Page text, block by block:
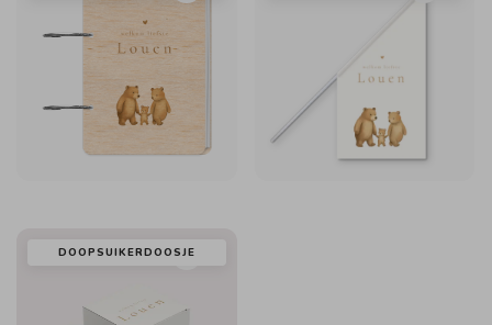
DOOPSUIKERDOOSJE